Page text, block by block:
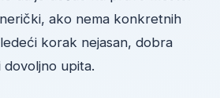
ako nema konkretnih
korak nejasan, dobra
upita.